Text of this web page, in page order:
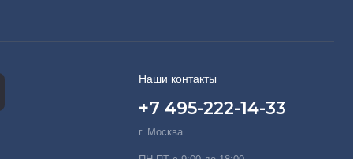
Наши контакты
+7 495-222-14-33
г. Москва